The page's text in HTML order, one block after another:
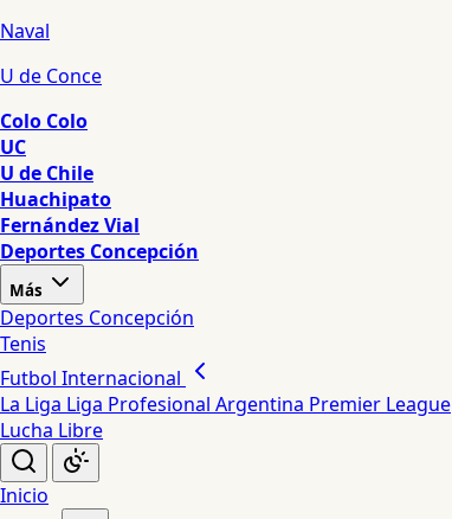
Naval
U de Conce
Colo Colo
UC
U de Chile
Huachipato
Fernández Vial
Deportes Concepción
Más
Deportes Concepción
Tenis
Futbol Internacional
La Liga Liga Profesional Argentina Premier League
Lucha Libre
Inicio